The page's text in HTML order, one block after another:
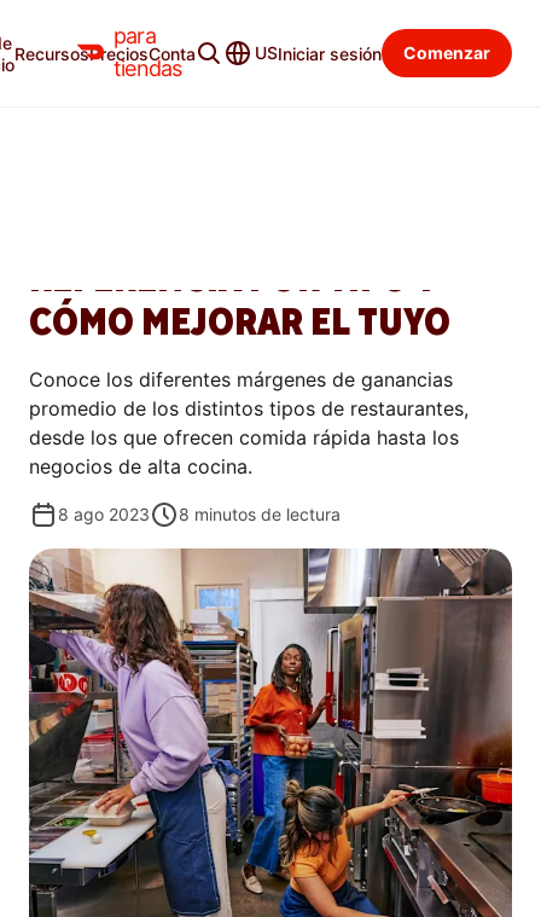
para
tiendas
RecursosPreciosContacto USIniciar sesión Comenzar
Blog para tiendas Categorías
REFERENCIA POR TIPO Y
CÓMO MEJORAR EL TUYO
Conoce los diferentes márgenes de ganancias
promedio de los distintos tipos de restaurantes,
desde los que ofrecen comida rápida hasta los
negocios de alta cocina.
8 ago 2023 8 minutos de lectura